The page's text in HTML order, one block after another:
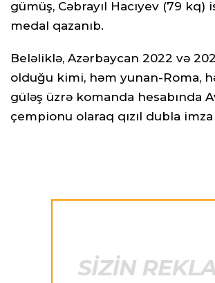
gümüş, Cəbrayıl Hacıyev (79 kq)
medal qazanıb.
Beləliklə, Azərbaycan 2022 və
olduğu kimi, həm yunan-Roma,
güləş üzrə komanda hesabında
çempionu olaraq qızıl dubla imza